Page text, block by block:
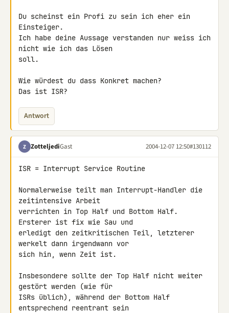
Du scheinst ein Profi zu sein ich eher ein
Einsteiger.
Ich habe deine Aussage verstanden nur weiss ich
nicht wie ich das Lösen
soll.
Wie würdest du dass Konkret machen?
Das ist ISR?
Antwort
Z ZotteljediGast 2004-12-07 12:50#130112
ISR = Interrupt Service Routine
Normalerweise teilt man Interrupt-Handler die
zeitintensive Arbeit
verrichten in Top Half und Bottom Half.
Ersterer ist fix wie Sau und
erledigt den zeitkritischen Teil, letzterer
werkelt dann irgendwann vor
sich hin, wenn Zeit ist.
Insbesondere sollte der Top Half nicht weiter
gestört werden (wie für
ISRs üblich), während der Bottom Half
entsprechend reentrant sein